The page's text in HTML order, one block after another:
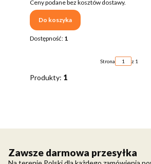
Ceny podane bez kosztów dostawy.
Do koszyka
Dostępność: 1
Strona z 1
Produkty: 1
Zawsze darmowa przesyłka